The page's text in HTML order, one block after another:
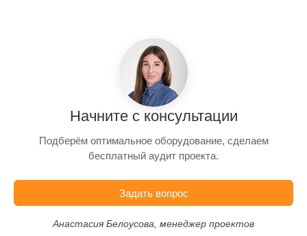
Начните с консультации
Подберём оптимальное оборудование, сделаем
бесплатный аудит проекта.
Задать вопрос
Анастасия Белоусова, менеджер проектов